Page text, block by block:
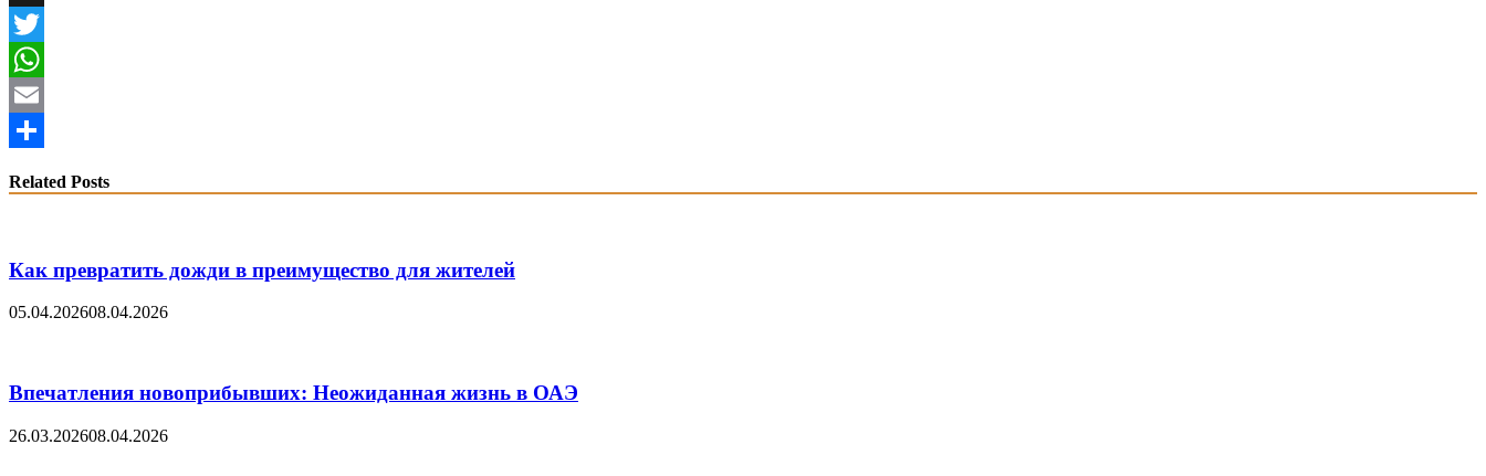
X
Twitter
WhatsApp
Email
Related Posts
Как превратить дожди в преимущество для жителей
05.04.202608.04.2026
Впечатления новоприбывших: Неожиданная жизнь в ОАЭ
26.03.202608.04.2026